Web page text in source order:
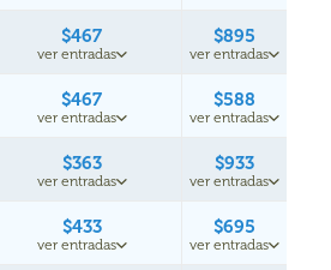
$467
ver entradas
$895
ver entradas
$467
ver entradas
$588
ver entradas
$363
ver entradas
$933
ver entradas
$433
ver entradas
$695
ver entradas